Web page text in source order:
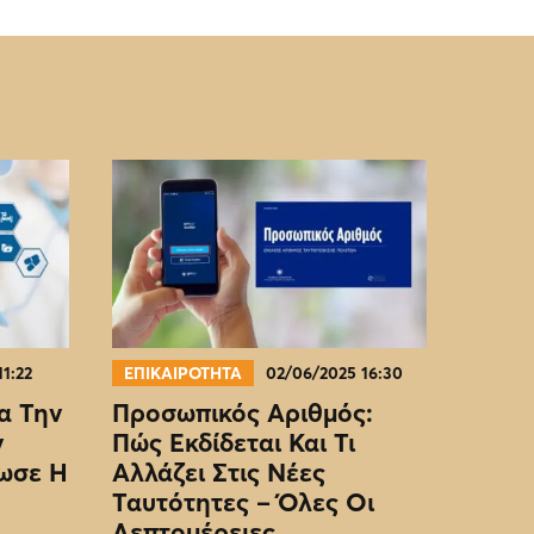
Την
Η
ΕΠΙΚΑΙΡΟΤΗΤΑ 02/06/2025 16:30
Προσωπικός Αριθμός:
Πώς Εκδίδεται Και Τι
Αλλάζει Στις Νέες
Ταυτότητες – Όλες Οι